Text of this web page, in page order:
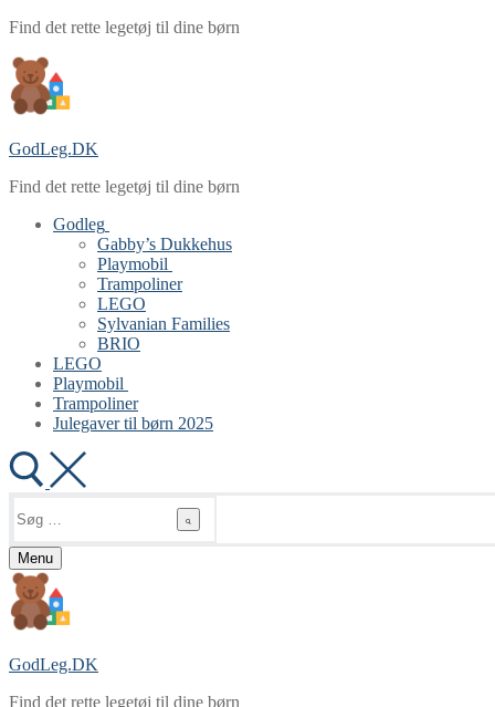
Spring
indhold
Menu
Luk
Find det rette legetøj til dine børn
GodLeg.DK
Find det rette legetøj til dine børn
Godleg
Gabby’s Dukkehus
Playmobil
Trampoliner
LEGO
Sylvanian Families
BRIO
LEGO
Playmobil
Trampoliner
Julegaver til børn 2025
efter:
Menu
GodLeg.DK
Find det rette legetøj til dine børn